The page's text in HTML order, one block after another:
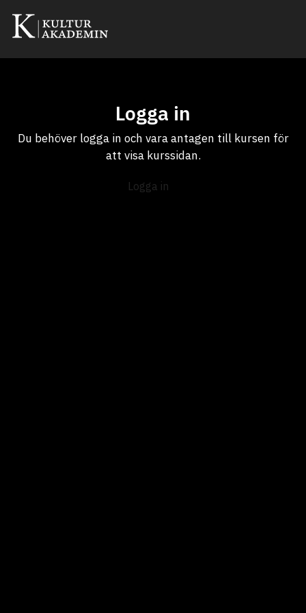
Logga in
Du behöver logga in och vara antagen till kursen för
att visa kurssidan.
Logga in